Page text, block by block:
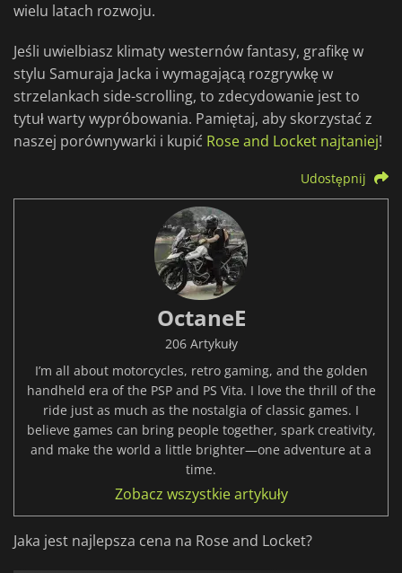
wielu latach rozwoju.
Jeśli uwielbiasz klimaty westernów fantasy, grafikę w
stylu Samuraja Jacka i wymagającą rozgrywkę w
strzelankach side-scrolling, to zdecydowanie jest to
tytuł warty wypróbowania. Pamiętaj, aby skorzystać z
naszej porównywarki i kupić Rose and Locket najtaniej!
Udostępnij
OctaneE
206 Artykuły
I’m all about motorcycles, retro gaming, and the golden
handheld era of the PSP and PS Vita. I love the thrill of the
ride just as much as the nostalgia of classic games. I
believe games can bring people together, spark creativity,
and make the world a little brighter—one adventure at a
time.
Zobacz wszystkie artykuły
Jaka jest najlepsza cena na Rose and Locket?